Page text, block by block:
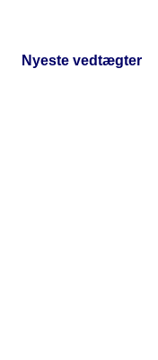
Nyeste vedtægter